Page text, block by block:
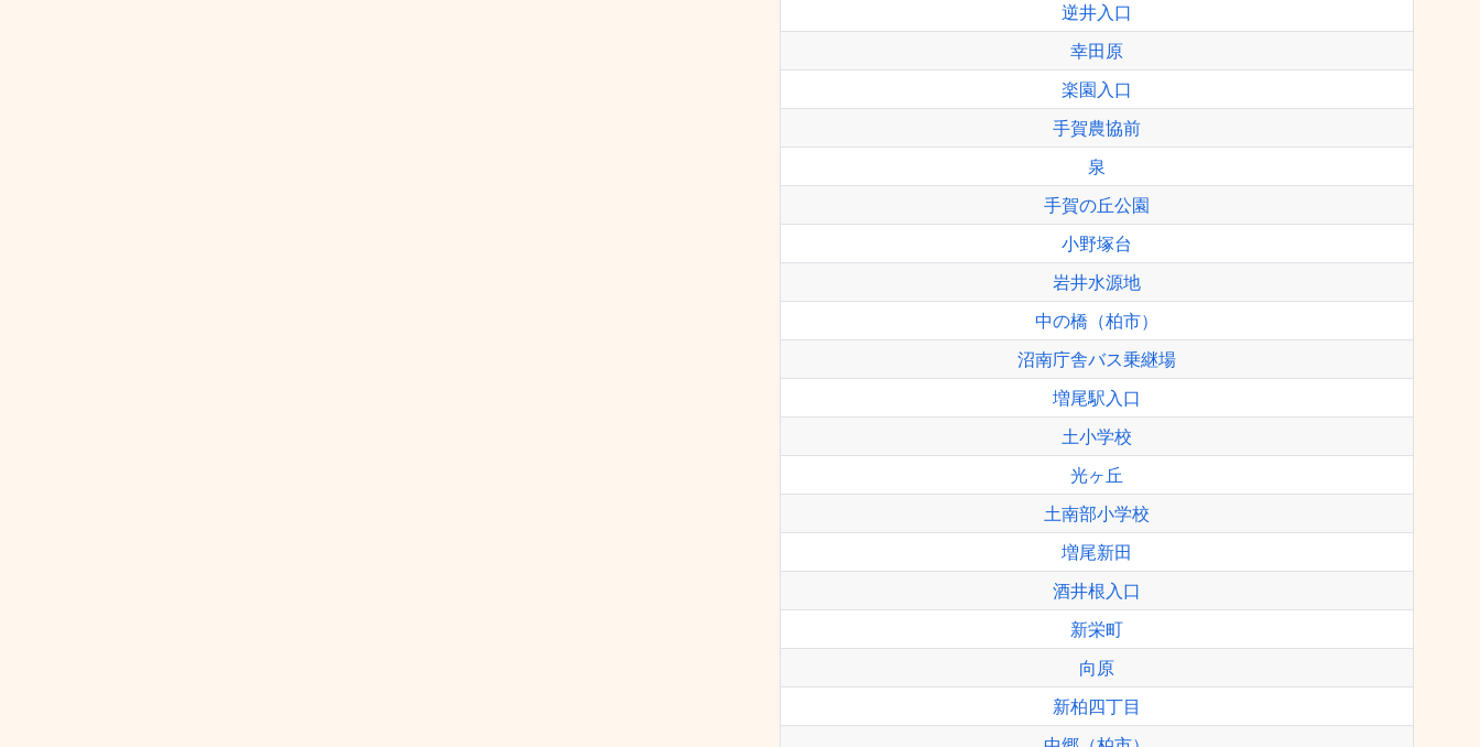
逆井入口
幸田原
楽園入口
手賀農協前
泉
手賀の丘公園
小野塚台
岩井水源地
中の橋（柏市）
沼南庁舎バス乗継場
増尾駅入口
土小学校
光ヶ丘
土南部小学校
増尾新田
酒井根入口
新栄町
向原
新柏四丁目